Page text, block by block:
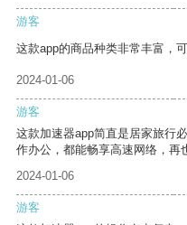
游客
这款app的商品种类非常丰富，
2024-01-06
游客
这款加速器app简直是居家旅行
作办公，都能畅享高速网络，再
2024-01-06
游客